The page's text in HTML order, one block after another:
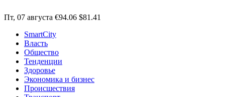
Пт, 07 августа €94.06 $81.41
SmartCity
Власть
Общество
Тенденции
Здоровье
Экономика и бизнес
Происшествия